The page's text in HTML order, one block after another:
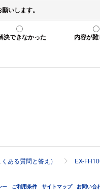
いします。
決できなかった
内容が
ある質問と答え） EX-
ー ご利用条件 サイトマップ お問い合